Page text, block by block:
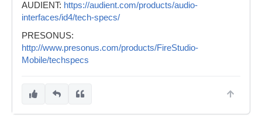
AUDIENT: https://audient.com/products/audio-
interfaces/id4/tech-specs/
PRESONUS:
http://www.presonus.com/products/FireStudio-
Mobile/techspecs